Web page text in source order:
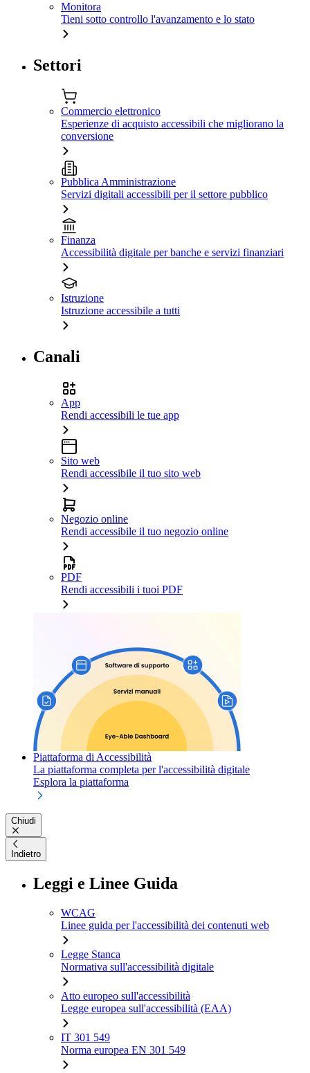
Monitora
Tieni sotto controllo l'avanzamento e lo stato
Settori
Commercio elettronico
Esperienze di acquisto accessibili che migliorano la
conversione
Pubblica Amministrazione
Servizi digitali accessibili per il settore pubblico
Finanza
Accessibilità digitale per banche e servizi finanziari
Istruzione
Istruzione accessibile a tutti
Canali
App
Rendi accessibili le tue app
Sito web
Rendi accessibile il tuo sito web
Negozio online
Rendi accessibile il tuo negozio online
PDF
Rendi accessibili i tuoi PDF
Piattaforma di Accessibilità
La piattaforma completa per l'accessibilità digitale
Esplora la piattaforma
Chiudi
Indietro
Leggi e Linee Guida
WCAG
Linee guida per l'accessibilità dei contenuti web
Legge Stanca
Normativa sull'accessibilità digitale
Atto europeo sull'accessibilità
Legge europea sull'accessibilità (EAA)
IT 301 549
Norma europea EN 301 549